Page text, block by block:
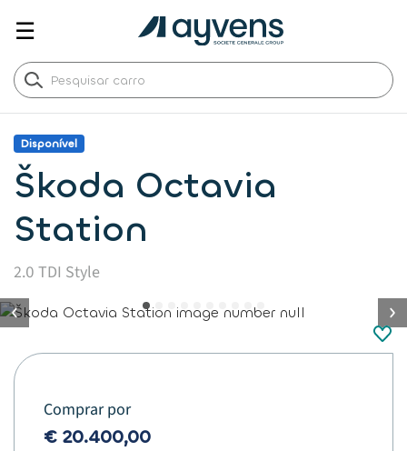
☰
Disponível
Škoda Octavia
Station
2.0 TDI Style
button.previous
Comprar por
€ 20.400,00